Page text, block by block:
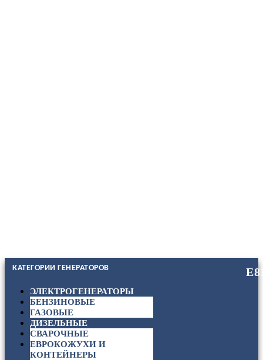
КАТЕГОРИИ ГЕНЕРАТОРОВ
ЭЛЕКТРОГЕНЕРАТОРЫ
БЕНЗИНОВЫЕ
ГАЗОВЫЕ
ДИЗЕЛЬНЫЕ
СВАРОЧНЫЕ
ЕВРОКОЖУХИ И
КОНТЕЙНЕРЫ